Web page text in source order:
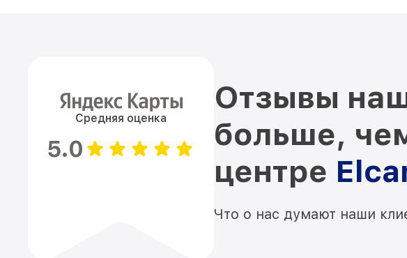
Средняя оценка
5.0
Отзывы
больше,
центре
Что о нас думают наши